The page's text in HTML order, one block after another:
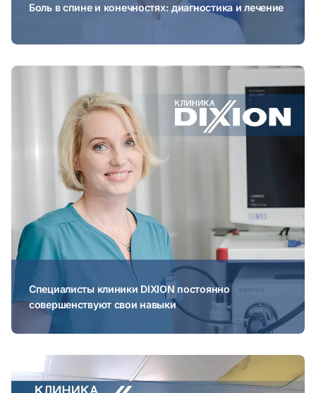
Боль в спине и конечностях: диагностика и лечение
Специалисты клиники DIXION постоянно
совершенствуют свои навыки